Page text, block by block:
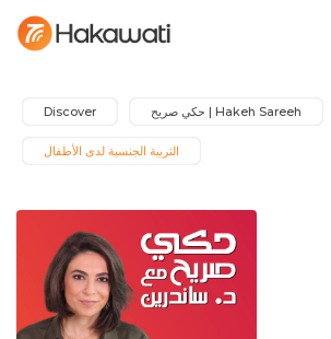
Discover Hakeh Sareeh | حكي صريح
التربية الجنسية لدى الأطفال